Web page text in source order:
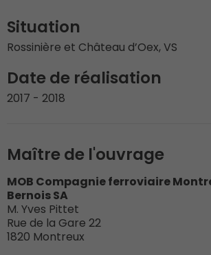
Situation
Rossinière et Château d’Oex, VS
Date de réalisation
2017 - 2018
Maître de l'ouvrage
MOB Compagnie ferroviaire
Bernois SA
M. Yves Pittet
Rue de la Gare 22
1820 Montreux